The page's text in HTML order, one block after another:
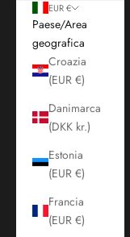
EUR €
Paese/Area
geografica
Croazia
(EUR €)
Danimarca
(DKK kr.)
Estonia
(EUR €)
Francia
(EUR €)